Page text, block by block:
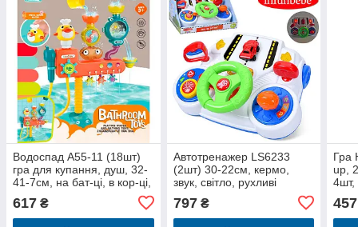
Водоспад A55-11 (18шт)
гра для купання, душ, 32-
41-7см, на бат-ці, в кор-ці,
617 ₴
Автотренажер LS6233
(2шт) 30-22см, кермо,
звук, світло, рухливі
деталі, на бат-ці, в кор-ці,
31,5-25,5-15см
797₴
Гра
up,
4шт,
457